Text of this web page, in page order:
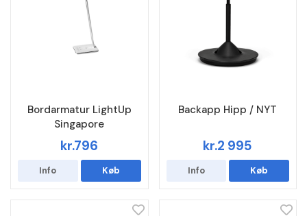
Bordarmatur LightUp
Singapore
kr.796
Info Køb
Backapp Hipp / NYT
kr.2 995
Info Køb